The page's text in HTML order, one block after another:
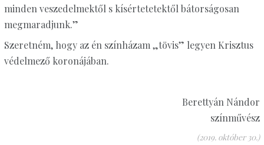
minden veszedelmektől s kísértetetektől bátorságosan
megmaradjunk.”
Szeretném, hogy az én színházam „tövis” legyen Krisztus
védelmező koronájában.
Berettyán Nándor
színművész
(2019. október 30.)